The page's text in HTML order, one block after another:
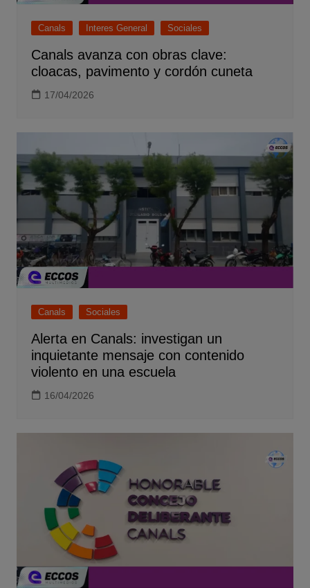
Canals Interes General Sociales
Canals avanza con obras clave:
cloacas, pavimento y cordón cuneta
17/04/2026
Canals Sociales
Alerta en Canals: investigan un
inquietante mensaje con contenido
violento en una escuela
16/04/2026